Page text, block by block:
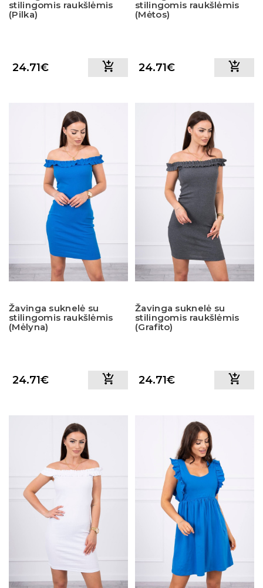
stilingomis raukšlėmis
(Pilka)
24.71€
stilingomis raukšlėmis
(Mėtos)
24.71€
Žavinga suknelė su
stilingomis raukšlėmis
(Mėlyna)
24.71€
Žavinga suknelė su
stilingomis raukšlėmis
(Grafito)
24.71€